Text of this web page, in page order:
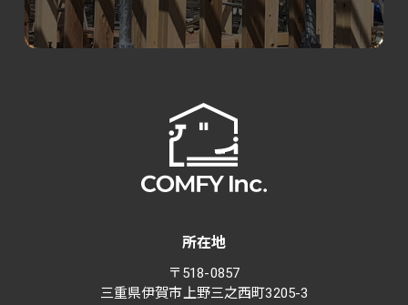
所在地
〒518-0857
三重県伊賀市上野三之西町3205-3